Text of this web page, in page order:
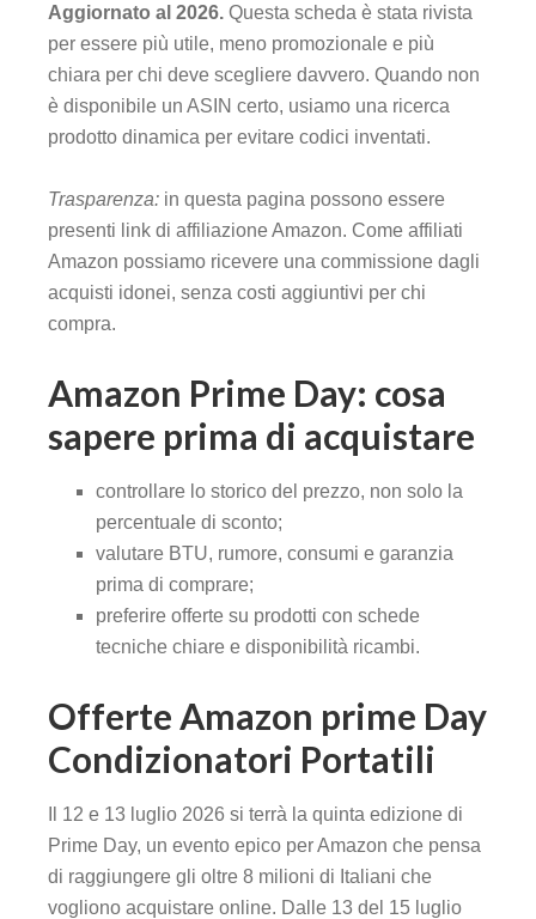
Aggiornato al 2026. Questa scheda è stata rivista
per essere più utile, meno promozionale e più
chiara per chi deve scegliere davvero. Quando non
è disponibile un ASIN certo, usiamo una ricerca
prodotto dinamica per evitare codici inventati.
Trasparenza: in questa pagina possono essere
presenti link di affiliazione Amazon. Come affiliati
Amazon possiamo ricevere una commissione dagli
acquisti idonei, senza costi aggiuntivi per chi
compra.
Amazon Prime Day: cosa
sapere prima di acquistare
controllare lo storico del prezzo, non solo la
percentuale di sconto;
valutare BTU, rumore, consumi e garanzia
prima di comprare;
preferire offerte su prodotti con schede
tecniche chiare e disponibilità ricambi.
Offerte Amazon prime Day
Condizionatori Portatili
Il 12 e 13 luglio 2026 si terrà la quinta edizione di
Prime Day, un evento epico per Amazon che pensa
di raggiungere gli oltre 8 milioni di Italiani che
vogliono acquistare online. Dalle 13 del 15 luglio